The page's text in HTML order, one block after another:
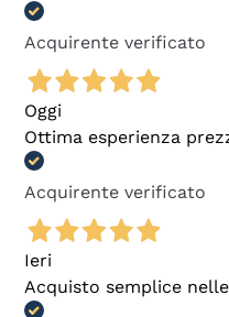
Acquirente verificato
Oggi
Ottima esperienza
Acquirente verificato
Ieri
Acquisto semplice